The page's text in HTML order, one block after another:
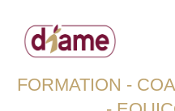
FORMATION -